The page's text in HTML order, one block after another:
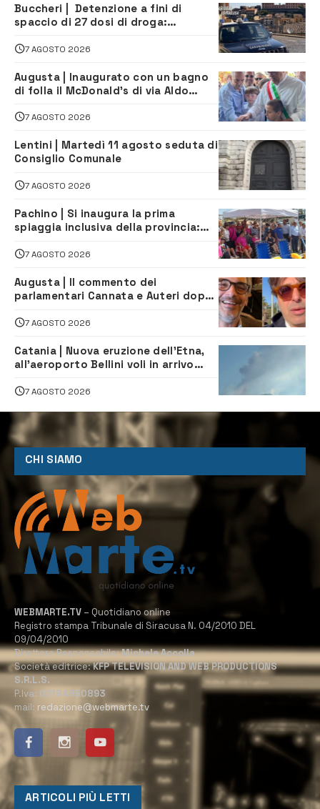
Buccheri | Detenzione a fini di
spaccio di 27 dosi di droga:
7 AGOSTO 2026
Augusta | Inaugurato con un bagno
di folla il McDonald’s di via Aldo
7 AGOSTO 2026
Lentini | Martedì 11 agosto seduta di
Consiglio Comunale
7 AGOSTO 2026
Pachino | Si inaugura la prima
spiaggia inclusiva della provincia:
tutti
7 AGOSTO 2026
Augusta | Il commento dei
parlamentari Cannata e Auteri dopo
depuratore
7 AGOSTO 2026
Catania | Nuova eruzione dell’Etna,
all’aeroporto Bellini voli in arrivo
7 AGOSTO 2026
CHI SIAMO
WEBMARTE.TV – Quotidiano online
Registro stampa Tribunale di Siracusa N. 04/2010 DEL
09/04/2010
Direttore Responsabile:Michele Accolla
Società editrice:KFP TELEVISION AND WEB PRODUCTIONS
S.R.L.S.
P.Iva: 02184950893
mail: redazione@webmarte.tv
ARTICOLI PIÙ LETTI